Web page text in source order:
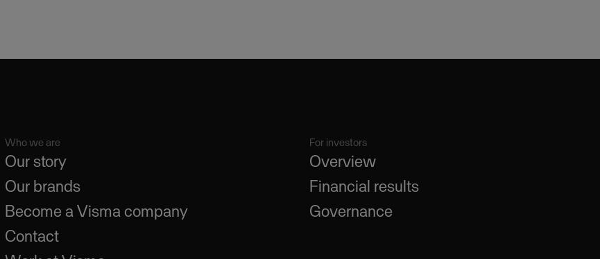
Who we are
Our story
Our brands
Become a Visma company
Contact
For investors
Overview
Financial results
Governance